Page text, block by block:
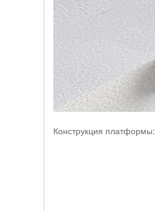
Конструкция платформы: